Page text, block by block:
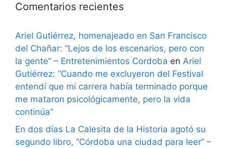
Comentarios recientes
Ariel Gutiérrez, homenajeado en San Francisco
del Chañar: “Lejos de los escenarios, pero con
la gente” – Entretenimientos Cordoba en Ariel
Gutiérrez: “Cuando me excluyeron del Festival
entendí que mi carrera había terminado porque
me mataron psicológicamente, pero la vida
continúa”
En dos días La Calesita de la Historia agotó su
segundo libro, “Córdoba una ciudad para leer” –